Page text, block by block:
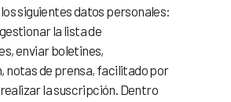
siguientes datos personales:
la lista de
enviar boletines,
notas de prensa, facilitado por
la suscripción. Dentro